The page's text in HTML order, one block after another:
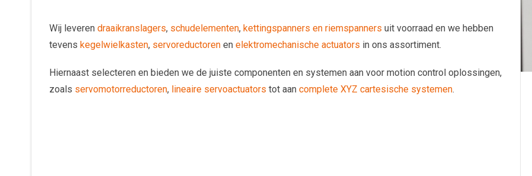
Wij leveren draaikranslagers, schudelementen, kettingspanners en riemspanners uit voorraad en we hebben
tevens kegelwielkasten, servoreductoren en elektromechanische actuators in ons assortiment.
Hiernaast selecteren en bieden we de juiste componenten en systemen aan voor motion control oplossingen,
zoals servomotorreductoren, lineaire servoactuators tot aan complete XYZ cartesische systemen.